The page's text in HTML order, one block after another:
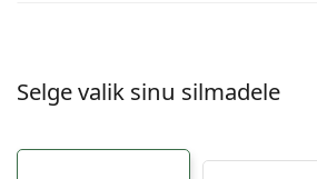
Selge valik sinu silmadele